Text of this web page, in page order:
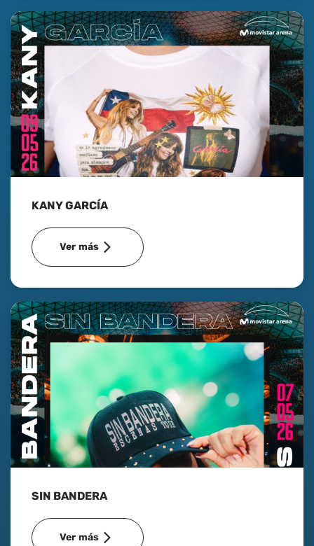
KANY GARCÍA
Ver más
SIN BANDERA
Ver más